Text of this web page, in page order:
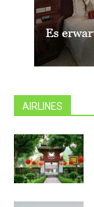
AIRLINES